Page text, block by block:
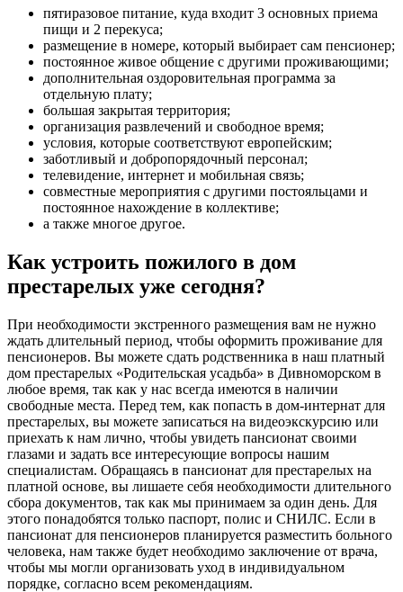
пятиразовое питание, куда входит 3 основных приема
пищи и 2 перекуса;
размещение в номере, который выбирает сам пенсионер;
постоянное живое общение с другими проживающими;
дополнительная оздоровительная программа за
отдельную плату;
большая закрытая территория;
организация развлечений и свободное время;
условия, которые соответствуют европейским;
заботливый и добропорядочный персонал;
телевидение, интернет и мобильная связь;
совместные мероприятия с другими постояльцами и
постоянное нахождение в коллективе;
а также многое другое.
Как устроить пожилого в дом
престарелых уже сегодня?
При необходимости экстренного размещения вам не нужно
ждать длительный период, чтобы оформить проживание для
пенсионеров. Вы можете сдать родственника в наш платный
дом престарелых «Родительская усадьба» в Дивноморском в
любое время, так как у нас всегда имеются в наличии
свободные места. Перед тем, как попасть в дом-интернат для
престарелых, вы можете записаться на видеоэкскурсию или
приехать к нам лично, чтобы увидеть пансионат своими
глазами и задать все интересующие вопросы нашим
специалистам. Обращаясь в пансионат для престарелых на
платной основе, вы лишаете себя необходимости длительного
сбора документов, так как мы принимаем за один день. Для
этого понадобятся только паспорт, полис и СНИЛС. Если в
пансионат для пенсионеров планируется разместить больного
человека, нам также будет необходимо заключение от врача,
чтобы мы могли организовать уход в индивидуальном
порядке, согласно всем рекомендациям.